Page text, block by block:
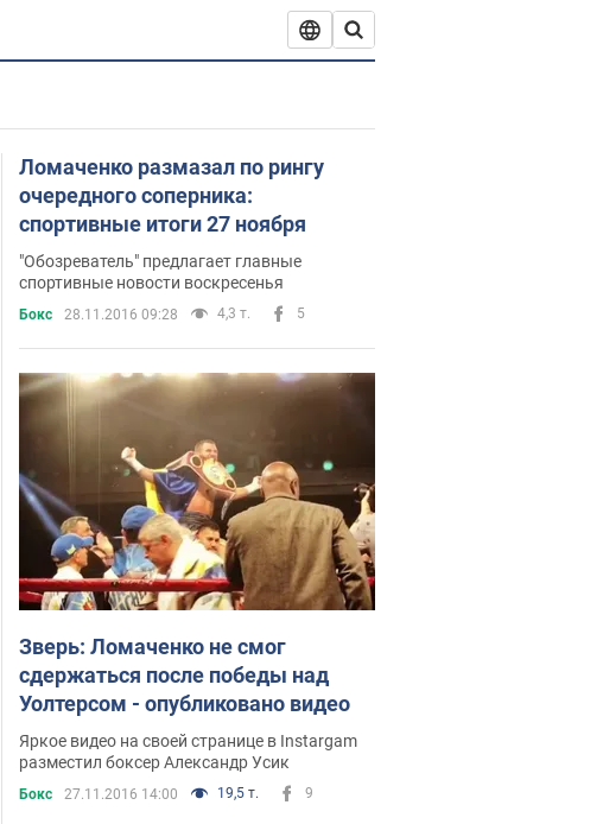
Ломаченко размазал по рингу
очередного соперника:
спортивные итоги 27 ноября
"Обозреватель" предлагает главные
спортивные новости воскресенья
Бокс 28.11.2016 09:28 4,3 т. 5
Зверь: Ломаченко не смог
сдержаться после победы над
Уолтерсом - опубликовано видео
Яркое видео на своей странице в Instargam
разместил боксер Александр Усик
Бокс 27.11.2016 14:00 19,5 т. 9